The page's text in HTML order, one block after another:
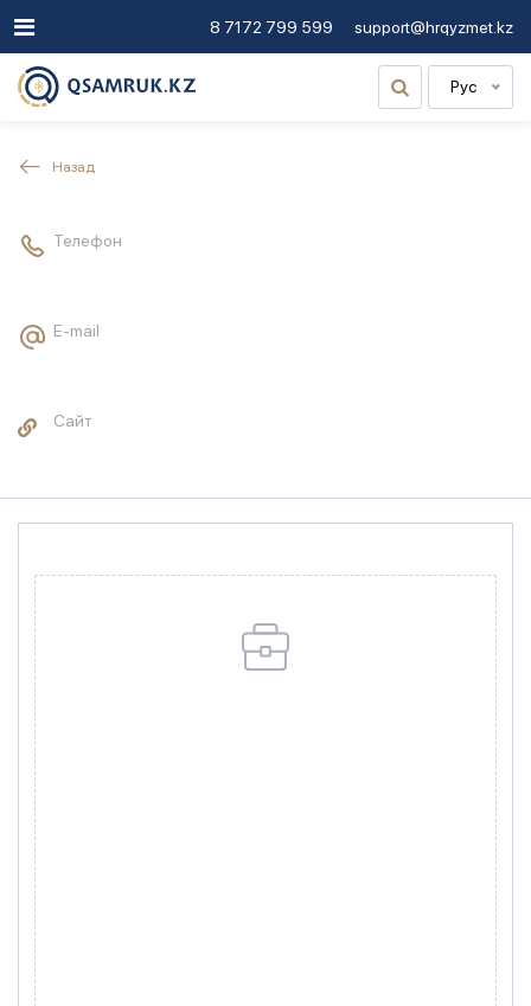
8 7172 799 599 support@hrqyzmet.kz
Рус
Назад
Телефон
E-mail
Сайт